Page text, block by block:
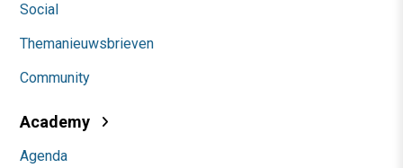
Social
Themanieuwsbrieven
Community
Academy
Agenda